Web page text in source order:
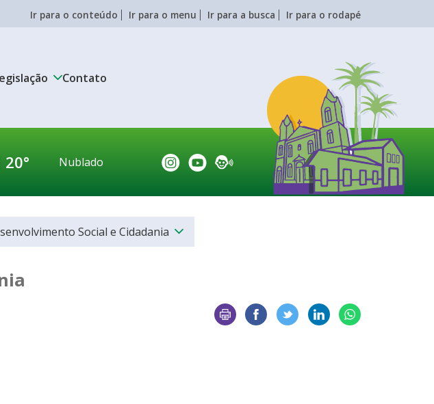
Ir para o conteúdo Ir para o menu Ir para a busca Ir para o rodapé
Contato
20° Nublado
Social e Cidadania